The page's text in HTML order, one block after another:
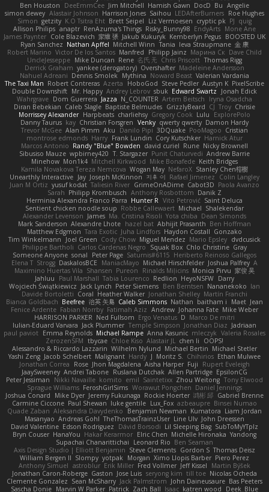
Ben Houston
DeeEmmCee Jim Mitchell Hamish Gawn DocD Bu Angelie
simon dewey Alastair Johnson Harrison Jones Saihou LEDAfterBurners Roe Hughes
Simon getzity K.O Tsitra Eht Brett Seipel Liz Vermoesen cryptic pk PJ quig
Allison Philips anaptr RenAzuma's Things Risky_Bunny98 EndyArts Mone Ane
James Paynter Cole Blazevich 家維 張 Jakub Kukuryk Kemberlyn Pegus BOOSTED UK
Ryan Sanchez Nathan Apffel Mitchell Winn Tania Ieva Straupmane 金 康
Robert Marino Victor De los Santos Manfred Philipp Jainz Марина Ск Dave Child
UncleJesseppe Mike Duncan Rene 名氏 无 Chris Priscott Thomas Rigg
Derrick Graham yankee (derogatory) Overshafter Madeleine Andersson
Nahuel Adreani Dennis Smolek Mythina Noward Beast Valerian Vardania
The Taxi Man Robert Contreras Azerta HoboGod Steve Pedler Austyn K PixelScribe
Double Downshift Mr. Happy Andrey Lebrov sbuk Edward Swartz
Jonah Edick
Wahrgrave Dom Guerrera Jazza N_COUNTER Artem Beitsch
Iryna Osadcha
Diran Bebekian Caleb Slagle Baptiste Belmudes GrizzlyBeard CJ Troy Chrisie
Morrissey Alexander Harpbeats charliehsy Gregory Cook Lulu
ExplorePolo
Danny Taurus kay Christian Forsgren Venky qwerty qwerty Damon Hardy
Trevor McGee Alan Pimm Aku Danilo Pipi 3DQuake PooMagoo Cristian
montrose edmonds Harry Frank Lundin Cory Kutschker Harnick Atur
Marcos Antonio Randy "Blue" Bowden david curiel Rune Nicky Brownell
Sibusiso Mauze wpbirney420 T. Stargazer Punit Chaturvedi Andrew Barrie
Minehow Mon1k4 Mitchell Kirkwood Mike Bonafede Keith Bridges
Kamila Novakova Tereza Nemcova Wogan May NefaroX Stanley Chen榕樹
Unearthly Interactive Jay Joseph McKinnon 지후 이 Rafael Jimenez
Colin Langley
Juan M Ortiz yusuf kodat Taliesin River GrimeOnADime Cabot3D Paola Avanzo
Sarah Philipp Krombusch Anthony Rosbottom Danik Z
Herminia Alexandra Franco Parra Hunter R Vito Petrović Saint Deluca
Sentient chicken noodle soup Robbe Callewaert Michael Shalekendar
Alexander Levenson James Ma. Cristina Risoli Yota chiba Dean Simonds
Mark Sanderson Alexandre Lhote hazel bat Abhijit Prasanth Ben Hoffman
Matthew Edgmon Tara Exotic Juha Lindfors Haydon Costall Gonzako
Tim Winkelmann
Joel Green Cody Chow Miguel Mendez Mario Epsley dvdcusick
Philippe Bartholi Carlos Cardenas Negro Squak Box Chlo Christine Gray
Someone Anyone sonal Peter Page Saturnis#6115 Heriberto Reinoso Gallegos
Elena T Strogg DaskalosBCE ManiacMayo Michael Hirschfelder Joshua Palfrey A
Maximino Huertas Vila Shansen Pureon Rinalds Miļicins Monica Pirvu 家俊 吴
Jahluu
Paul Marshall Tabia Lourenco Redlion HeyoNSFW Darry
Wojciech Świątkiewicz Jack Lynch Peter Siemens Ben Berntsen Nananekoko Ian
Davide Bortoletti Coral Heather Walker Jonathan Shelley Martín Franchi
Bianca Goldbach Beefree 治英 矢島 Caleb Simmons Nathan baitham i Maet Jean
Fenice Ardente Fabian Norrby Fatimah Aziz Andrew Johanna Fate Mike Weber
HARRISON PARKER Ned Fullsom Ergo Venatus D Marco De mitri
Iulian-Eduard Varvara Jack Plummer Temple Simpson Jonathan Diaz Jadriaan
paul paviot Emma Reynolds Michael Rampe Anna Kasunic mleczyk Valeria Rosales
ZerozenSFM tbycae Chloe Kiso Alastair JL chen li
OOPS!
Alessandro & Riccardo Lazzarin Wilhelm Nylund Michael Bertin Michael Stetler
Yashi Zeng Jacob Schelbert Malignant Hardy J Moritz S. Chihirios Ethan Mulwee
Jonathan Correa
Rose Jhon Magdalena Aisha Harper Fuji
Rupert Eveleigh
JaaySweeney Andrei Tabone Ruslana Dutchak Allen Partridge EpsilonCG
Peter Jessiman
Nikki Navaille komito emil Saintetixx Zhou Weitong Tony Elwood
Sprague Williams FeroshGirlSims Worawut Pongchen Daniel Jennings
Joshua Conard
Mike Dyer Jeremy Fukunaga Rockie Hoerter 鸿彬 邱 Gabriel Brenne
Carmine Ciccone Paul Shewan luke gentile Lux_Fox azbeaupre Binsei Numao
Quade Zaban Aleksandra Davydenko Benjamin Newman Kumatora Liam Jordan
Masanyao Andreas Gohl TheThomasTrainzUser Line Ulv John Dreessen
David Valentine Edson Rodriguez Dávid Borsodi Lil Sleeping Bag SubToMyYTplz
Bryn Couser HanaYou Hakar Kerarmor Elric Chen Michelle Hironaka Yandong
Supachai Chanarittichai
Leonard Rio Ben Seaman
Axis Design Studio | Elliott Benjamin Steve Clements Gordon S Thomas Deisz
William Bergen II Slompy yotpak Morgan Ximo Llopis Barber Piero Perez
Anthony Simuel astroblur Erik Miller Fred Vollmer Jeff Kissel
Martin Býšek
Jonathan Caron-Roberge Gaston Jose Luis seryong kim till toe Nicolas Ocheda
Clemente Gonzalez Sean McSharry Jack Palmstrom John Daineusaure Bas Peeters
Sascha Donie Marvin W Parker Patrick Zach Ball Isaac katren wood
Deek_Blue